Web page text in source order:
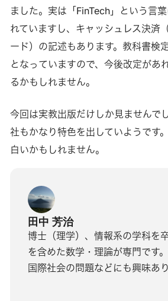
ました。実は「FinTech」という言
れていますし、キャッシュレス決済
ード）の記述もあります。教科書検
となっていますので、今後改定があ
るかもしれません。
今回は実教出版だけしか見ませんで
社もかなり特色を出していようです
白いかもしれません。
田中 芳治
博士（理学）、情報系の学科を
を含めた数学・理論が専門です
国際社会の問題などにも興味あり